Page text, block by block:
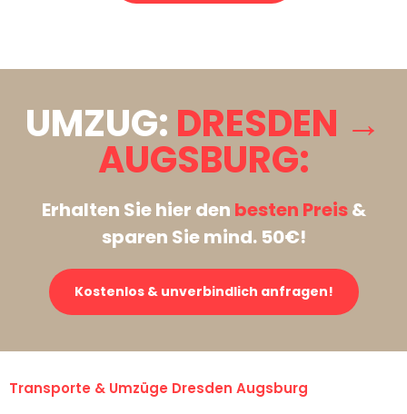
UMZUG: DRESDEN →
AUGSBURG:
Erhalten Sie hier den besten Preis&
sparen Sie mind. 50€!
Kostenlos & unverbindlich anfragen!
Transporte & Umzüge Dresden Augsburg